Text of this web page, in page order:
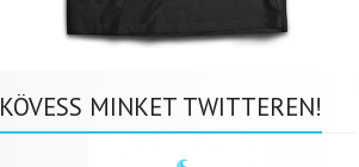
KÖVESS MINKET TWITTEREN!